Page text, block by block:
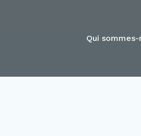
Qui sommes-